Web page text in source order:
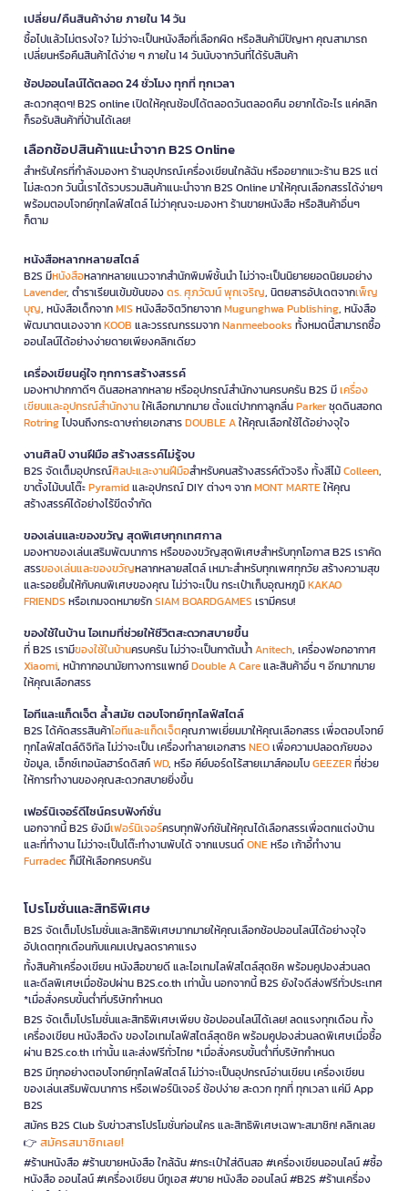
เปลี่ยน/คืนสินค้าง่าย ภายใน 14 วัน
ซื้อไปแล้วไม่ตรงใจ? ไม่ว่าจะเป็นหนังสือที่เลือกผิด หรือสินค้ามีปัญหา คุณสามารถ
เปลี่ยนหรือคืนสินค้าได้ง่าย ๆ ภายใน 14 วันนับจากวันที่ได้รับสินค้า
ช้อปออนไลน์ได้ตลอด 24 ชั่วโมง ทุกที่ ทุกเวลา
สะดวกสุดๆ! B2S online เปิดให้คุณช้อปได้ตลอดวันตลอดคืน อยากได้อะไร แค่คลิก
ก็รอรับสินค้าที่บ้านได้เลย!
เลือกช้อปสินค้าแนะนำจาก B2S Online
สำหรับใครที่กำลังมองหา ร้านอุปกรณ์เครื่องเขียนใกล้ฉัน หรืออยากแวะร้าน B2S แต่
ไม่สะดวก วันนี้เราได้รวบรวมสินค้าแนะนำจาก B2S Online มาให้คุณเลือกสรรได้ง่ายๆ
พร้อมตอบโจทย์ทุกไลฟ์สไตล์ ไม่ว่าคุณจะมองหา ร้านขายหนังสือ หรือสินค้าอื่นๆ
ก็ตาม
หนังสือหลากหลายสไตล์
B2S มีหนังสือหลากหลายแนวจากสำนักพิมพ์ชั้นนำ ไม่ว่าจะเป็นนิยายยอดนิยมอย่าง
Lavender, ตำราเรียนเข้มข้นของดร. ศุภวัฒน์ พุกเจริญ, นิตยสารอัปเดตจากเพ็ญ
บุญ, หนังสือเด็กจากMIS หนังสือจิตวิทยาจากMugunghwa Publishing, หนังสือ
พัฒนาตนเองจากKOOB และวรรณกรรมจากNanmeebooks ทั้งหมดนี้สามารถซื้อ
ออนไลน์ได้อย่างง่ายดายเพียงคลิกเดียว
เครื่องเขียนคู่ใจ ทุกการสร้างสรรค์
มองหาปากกาดีๆ ดินสอหลากหลาย หรืออุปกรณ์สำนักงานครบครัน B2S มีเครื่อง
เขียนและอุปกรณ์สำนักงานให้เลือกมากมาย ตั้งแต่ปากกาลูกลื่นParkerชุดดินสอกด
Rotringไปจนถึงกระดาษถ่ายเอกสารDOUBLE Aให้คุณเลือกใช้ได้อย่างจุใจ
งานศิลป์ งานฝีมือ สร้างสรรค์ไม่รู้จบ
B2S จัดเต็มอุปกรณ์ศิลปะและงานฝีมือสำหรับคนสร้างสรรค์ตัวจริง ทั้งสีไม้Colleen,
ขาตั้งไม้บนโต๊ะPyramidและอุปกรณ์ DIY ต่างๆ จากMONT MARTEให้คุณ
สร้างสรรค์ได้อย่างไร้ขีดจำกัด
ของเล่นและของขวัญ สุดพิเศษทุกเทศกาล
มองหาของเล่นเสริมพัฒนาการ หรือของขวัญสุดพิเศษสำหรับทุกโอกาส B2S เราคัด
สรรของเล่นและของขวัญหลากหลายสไตล์ เหมาะสำหรับทุกเพศทุกวัย สร้างความสุข
และรอยยิ้มให้กับคนพิเศษของคุณ ไม่ว่าจะเป็น กระเป๋าเก็บอุณหภูมิKAKAO
FRIENDS หรือเกมจดหมายรักSIAM BOARDGAMES เรามีครบ!
ของใช้ในบ้าน ไอเทมที่ช่วยให้ชีวิตสะดวกสบายขึ้น
ที่ B2S เรามีของใช้ในบ้านครบครัน ไม่ว่าจะเป็นกาต้มน้ำAnitech, เครื่องฟอกอากาศ
Xiaomi, หน้ากากอนามัยทางการแพทย์Double A Careและสินค้าอื่น ๆ อีกมากมาย
ให้คุณเลือกสรร
ไอทีและแก็ดเจ็ต ล้ำสมัย ตอบโจทย์ทุกไลฟ์สไตล์
B2S ได้คัดสรรสินค้าไอทีและแก็ดเจ็ตคุณภาพเยี่ยมมาให้คุณเลือกสรร เพื่อตอบโจทย์
ทุกไลฟ์สไตล์ดิจิทัล ไม่ว่าจะเป็น เครื่องทำลายเอกสารNEOเพื่อความปลอดภัยของ
ข้อมูล, เอ็กซ์เทอนัลฮาร์ดดิสก์WD, หรือ คีย์บอร์ดไร้สายเมาส์คอมโบGEEZERที่ช่วย
ให้การทำงานของคุณสะดวกสบายยิ่งขึ้น
เฟอร์นิเจอร์ดีไซน์ครบฟังก์ชั่น
นอกจากนี้ B2S ยังมีเฟอร์นิเจอร์ครบทุกฟังก์ชันให้คุณได้เลือกสรรเพื่อตกแต่งบ้าน
และที่ทำงาน ไม่ว่าจะเป็นโต๊ะทำงานพับได้ จากแบรนด์ONEหรือ เก้าอี้ทำงาน
Furradecก็มีให้เลือกครบครัน
โปรโมชั่นและสิทธิพิเศษ
B2S จัดเต็มโปรโมชั่นและสิทธิพิเศษมากมายให้คุณเลือกช้อปออนไลน์ได้อย่างจุใจ
อัปเดตทุกเดือนกับแคมเปญลดราคาแรง
ทั้งสินค้าเครื่องเขียน หนังสือขายดี และไอเทมไลฟ์สไตล์สุดชิค พร้อมคูปองส่วนลด
และดีลพิเศษเมื่อช้อปผ่าน B2S.co.th เท่านั้น นอกจากนี้ B2S ยังใจดีส่งฟรีทั่วประเทศ
*เมื่อสั่งครบขั้นต่ำที่บริษัทกำหนด
B2S จัดเต็มโปรโมชั่นและสิทธิพิเศษเพียบ ช้อปออนไลน์ได้เลย! ลดแรงทุกเดือน ทั้ง
เครื่องเขียน หนังสือดัง ของไอเทมไลฟ์สไตล์สุดชิค พร้อมคูปองส่วนลดพิเศษเมื่อซื้อ
ผ่าน B2S.co.th เท่านั้น และส่งฟรีทั่วไทย *เมื่อสั่งครบขั้นต่ำที่บริษัทกำหนด
B2S มีทุกอย่างตอบโจทย์ทุกไลฟ์สไตล์ ไม่ว่าจะเป็นอุปกรณ์อ่านเขียน เครื่องเขียน
ของเล่นเสริมพัฒนาการ หรือเฟอร์นิเจอร์ ช้อปง่าย สะดวก ทุกที่ ทุกเวลา แค่มี App
B2S
สมัคร B2S Club รับข่าวสารโปรโมชั่นก่อนใคร และสิทธิพิเศษเฉพาะสมาชิก! คลิกเลย
👉 สมัครสมาชิกเลย!
#ร้านหนังสือ #ร้านขายหนังสือ ใกล้ฉัน #กระเป๋าใส่ดินสอ #เครื่องเขียนออนไลน์ #ซื้อ
หนังสือ ออนไลน์ #เครื่องเขียน บีทูเอส #ขาย หนังสือ ออนไลน์ #B2S #ร้านเครื่อง